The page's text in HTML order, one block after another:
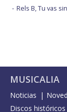
Rels B, Tu vas
MUSICALIA
Noticias
Discos históricos